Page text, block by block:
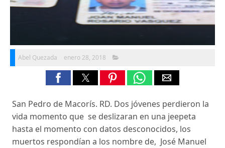
Abel Quezada enero 28, 2018
San Pedro de Macorís. RD. Dos jóvenes perdieron la
vida momento que se deslizaran en una jeepeta
hasta el momento con datos desconocidos, los
muertos respondían a los nombre de, José Manuel